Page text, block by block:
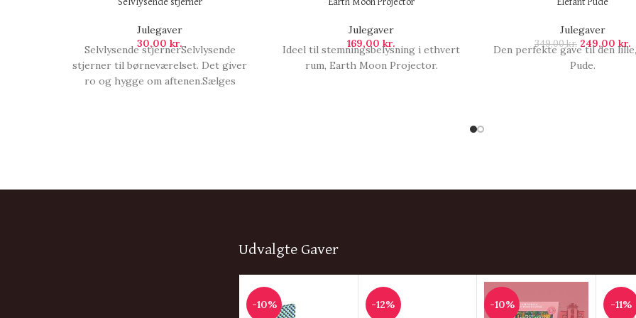
Selvlysende stjerner
Julegaver
30,00 kr.
Selvlysende stjernerSelvlysende
stjerner til børneværelset. Det giver
ro og hygge om aftenen.Sælges
Earth Moon Projector
Julegaver
169,00 kr.
Ideel til stemningsbelysning i ethvert
rum, Earth Moon Projector.
Elefant Pude
Julegaver
349,00kr. 249,00 kr.
Den perfekte gave til den
Pude.
Udvalgte Gaver
-10% -12% -10% -11%